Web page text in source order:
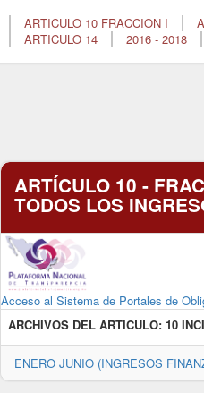
ARTICULO 10 FRACCION I
ARTICULO 14
2016 - 2018
ARTÍCULO 10 -
TODOS LOS
Acceso al Sistema de Portales de
ARCHIVOS DEL ARTICULO: 10
ENERO JUNIO (INGRESOS